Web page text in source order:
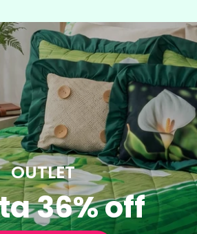
OUTLET
36% off